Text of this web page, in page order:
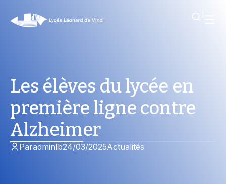
Les élèves du lycée en
première ligne contre
Alzheimer
Paradminlb24/03/2025Actualités